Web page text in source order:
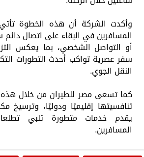
وأكدت الشركة أن هذه الخطوة
المسافرين في البقاء على اتصال
أو التواصل الشخصي، بما يعكس
سفر عصرية تواكب أحدث التطورات
النقل الجوي.
كما تسعى مصر للطيران من خلال هذه
تنافسيتها إقليميًا ودوليًا، وترسيخ
يقدم خدمات متطورة تلبي
المسافرين.